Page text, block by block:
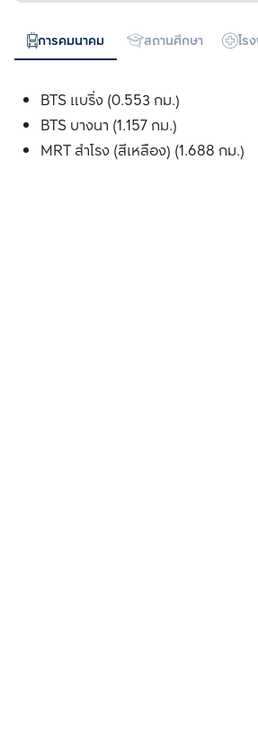
การคมนาคม สถานศึกษา โร
BTS แบริ่ง (0.553 กม.)
BTS บางนา (1.157 กม.)
MRT สำโรง (สีเหลือง) (1.688 กม.)